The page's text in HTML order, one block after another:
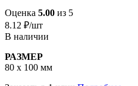
Оценка 5.00 из 5
8.12 ₽/шт
В наличии
РАЗМЕР
80 х 100 мм